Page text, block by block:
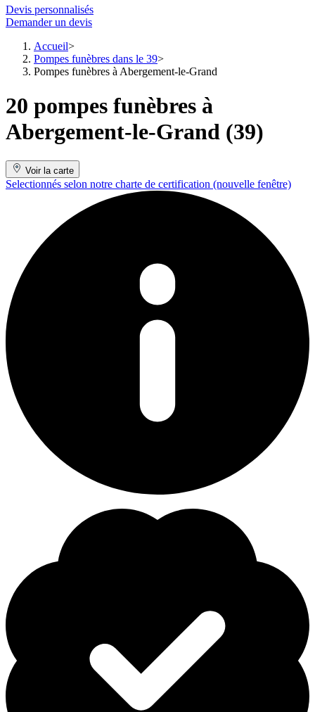
Devis personnalisés
Demander un devis
Accueil
Pompes funèbres dans le 39
Pompes funèbres à Abergement-le-Grand
20 pompes funèbres à
Abergement-le-Grand (39)
Voir la carte
Selectionnés selon notre charte de certification (nouvelle fenêtre)